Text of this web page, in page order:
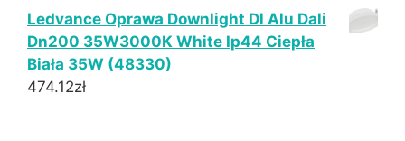
Ledvance Oprawa Downlight Dl Alu Dali
Dn200 35W3000K White Ip44 Ciepła
Biała 35W (48330)
474.12zł